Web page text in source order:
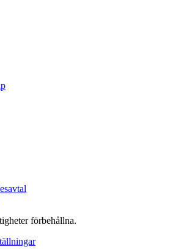
förbehållna.